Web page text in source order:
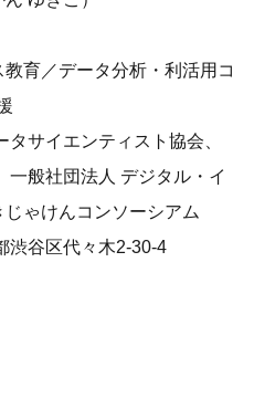
育／データ分析・利活用コ
サイエンティスト協会、
般社団法人 デジタル・イ
ゃけんコンソーシアム
谷区代々木2-30-4